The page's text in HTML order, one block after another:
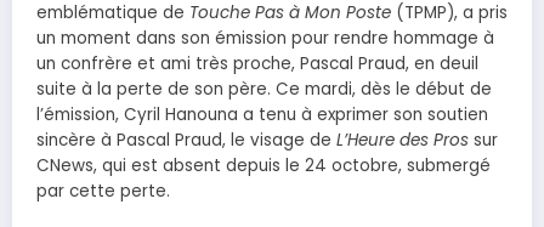
emblématique de Touche Pas à Mon Poste (TPMP), a pris
un moment dans son émission pour rendre hommage à
un confrère et ami très proche, Pascal Praud, en deuil
suite à la perte de son père. Ce mardi, dès le début de
l’émission, Cyril Hanouna a tenu à exprimer son soutien
sincère à Pascal Praud, le visage de L’Heure des Pros sur
CNews, qui est absent depuis le 24 octobre, submergé
par cette perte.